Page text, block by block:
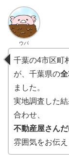
ウパ
千葉の4市区町
が、千葉県の
ました。
実地調査した
合わせ、
不動産屋さんだ
雰囲気をお伝え